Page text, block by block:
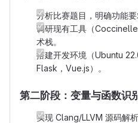
分析比赛题目，明确功能要
调研现有工具（
术栈。
搭建开发环境（Ubuntu
Flask，Vue.js）。
第二阶段：变量与函数识
实现 Clang/LLVM 源码解析